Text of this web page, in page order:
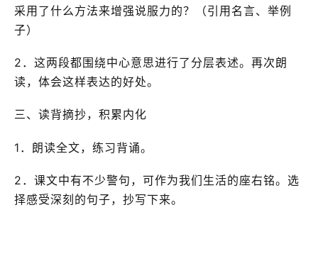
采用了什么方法来增强说服力的？（引用名言、举例
子）
2．这两段都围绕中心意思进行了分层表述。再次朗
读，体会这样表达的好处。
三、读背摘抄，积累内化
1．朗读全文，练习背诵。
2．课文中有不少警句，可作为我们生活的座右铭。选
择感受深刻的句子，抄写下来。